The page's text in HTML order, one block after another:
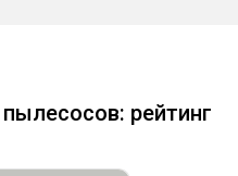
рейтинг